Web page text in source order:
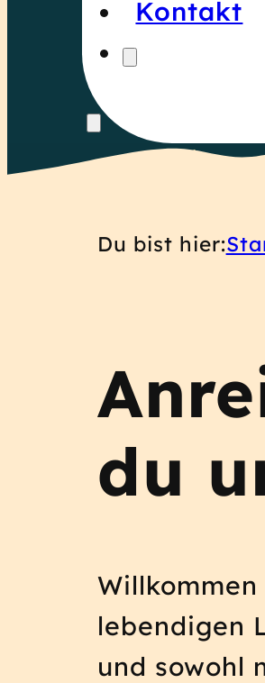
Kontakt
Du bist hier:
du
lebendigen
und sowohl